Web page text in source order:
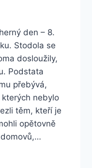
den – 8.
Stodola se
dosloužily,
Podstata
přebývá,
nebylo
těm, kteří je
opětovně